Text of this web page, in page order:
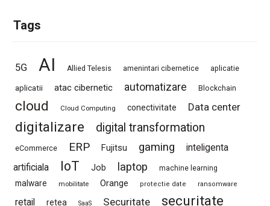
Tags
5G AI Allied Telesis amenintari cibernetice aplicatie
aplicatii atac cibernetic automatizare Blockchain
cloud Cloud Computing conectivitate Data center
digitalizare digital transformation
eCommerce ERP Fujitsu gaming
inteligenta
artificiala
IoT Job laptop machine learning
malware mobilitate Orange protectie date ransomware
retail retea SaaS Securitate securitate